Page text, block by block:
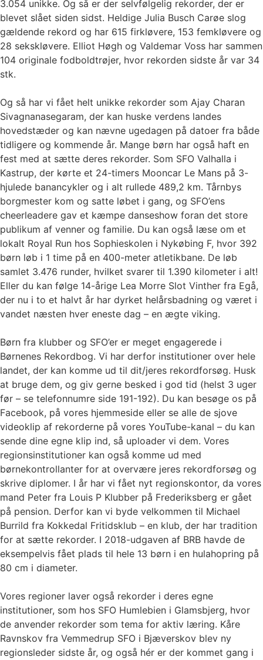
3.054 unikke. Og så er der selvfølgelig rekorder, der er
blevet slået siden sidst. Heldige Julia Busch Carøe slog
gældende rekord og har 615 firkløvere, 153 femkløvere og
28 sekskløvere. Elliot Høgh og Valdemar Voss har sammen
104 originale fodboldtrøjer, hvor rekorden sidste år var 34
stk.
Og så har vi fået helt unikke rekorder som Ajay Charan
Sivagnanasegaram, der kan huske verdens landes
hovedstæder og kan nævne ugedagen på datoer fra både
tidligere og kommende år. Mange børn har også haft en
fest med at sætte deres rekorder. Som SFO Valhalla i
Kastrup, der kørte et 24-timers Mooncar Le Mans på 3-
hjulede banancykler og i alt rullede 489,2 km. Tårnbys
borgmester kom og satte løbet i gang, og SFO’ens
cheerleadere gav et kæmpe danseshow foran det store
publikum af venner og familie. Du kan også læse om et
lokalt Royal Run hos Sophieskolen i Nykøbing F, hvor 392
børn løb i 1 time på en 400-meter atletikbane. De løb
samlet 3.476 runder, hvilket svarer til 1.390 kilometer i alt!
Eller du kan følge 14-årige Lea Morre Slot Vinther fra Egå,
der nu i to et halvt år har dyrket helårsbadning og været i
vandet næsten hver eneste dag – en ægte viking.
Børn fra klubber og SFO’er er meget engagerede i
Børnenes Rekordbog. Vi har derfor institutioner over hele
landet, der kan komme ud til dit/jeres rekordforsøg. Husk
at bruge dem, og giv gerne besked i god tid (helst 3 uger
før – se telefonnumre side 191-192). Du kan besøge os på
Facebook, på vores hjemmeside eller se alle de sjove
videoklip af rekorderne på vores YouTube-kanal – du kan
sende dine egne klip ind, så uploader vi dem. Vores
regionsinstitutioner kan også komme ud med
børnekontrollanter for at overvære jeres rekordforsøg og
skrive diplomer. I år har vi fået nyt regionskontor, da vores
mand Peter fra Louis P Klubber på Frederiksberg er gået
på pension. Derfor kan vi byde velkommen til Michael
Burrild fra Kokkedal Fritidsklub – en klub, der har tradition
for at sætte rekorder. I 2018-udgaven af BRB havde de
eksempelvis fået plads til hele 13 børn i en hulahopring på
80 cm i diameter.
Vores regioner laver også rekorder i deres egne
institutioner, som hos SFO Humlebien i Glamsbjerg, hvor
de anvender rekorder som tema for aktiv læring. Kåre
Ravnskov fra Vemmedrup SFO i Bjæverskov blev ny
regionsleder sidste år, og også hér er der kommet gang i